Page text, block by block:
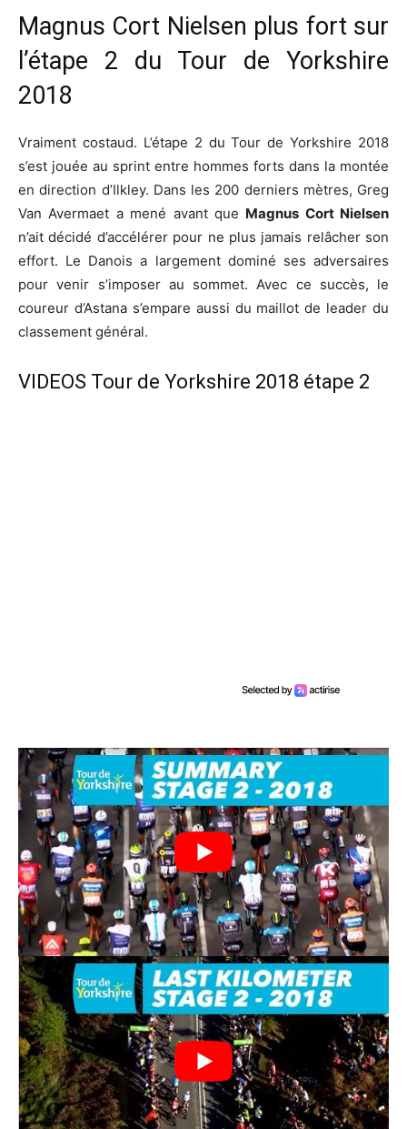
Magnus Cort Nielsen plus fort sur
l’étape 2 du Tour de Yorkshire
2018
Vraiment costaud. L’étape 2 du Tour de Yorkshire 2018
s’est jouée au sprint entre hommes forts dans la montée
en direction d’Ilkley. Dans les 200 derniers mètres, Greg
Van Avermaet a mené avant que Magnus Cort Nielsen
n’ait décidé d’accélérer pour ne plus jamais relâcher son
effort. Le Danois a largement dominé ses adversaires
pour venir s’imposer au sommet. Avec ce succès, le
coureur d’Astana s’empare aussi du maillot de leader du
classement général.
VIDEOS Tour de Yorkshire 2018 étape 2